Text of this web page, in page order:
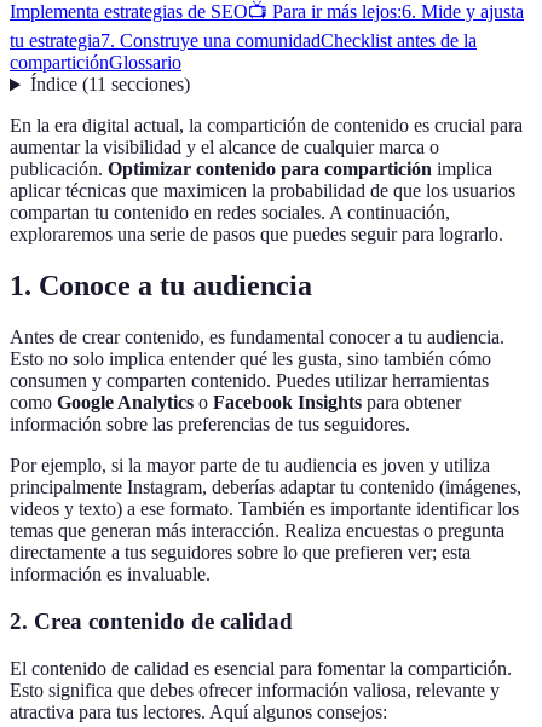
Implementa estrategias de SEO📺 Para ir más lejos:6. Mide y ajusta
tu estrategia7. Construye una comunidadChecklist antes de la
comparticiónGlossario
Índice(11 secciones)
En la era digital actual, la compartición de contenido es crucial para
aumentar la visibilidad y el alcance de cualquier marca o
publicación. Optimizar contenido para compartición implica
aplicar técnicas que maximicen la probabilidad de que los usuarios
compartan tu contenido en redes sociales. A continuación,
exploraremos una serie de pasos que puedes seguir para lograrlo.
1. Conoce a tu audiencia
Antes de crear contenido, es fundamental conocer a tu audiencia.
Esto no solo implica entender qué les gusta, sino también cómo
consumen y comparten contenido. Puedes utilizar herramientas
como Google Analytics o Facebook Insights para obtener
información sobre las preferencias de tus seguidores.
Por ejemplo, si la mayor parte de tu audiencia es joven y utiliza
principalmente Instagram, deberías adaptar tu contenido (imágenes,
videos y texto) a ese formato. También es importante identificar los
temas que generan más interacción. Realiza encuestas o pregunta
directamente a tus seguidores sobre lo que prefieren ver; esta
información es invaluable.
2. Crea contenido de calidad
El contenido de calidad es esencial para fomentar la compartición.
Esto significa que debes ofrecer información valiosa, relevante y
atractiva para tus lectores. Aquí algunos consejos: